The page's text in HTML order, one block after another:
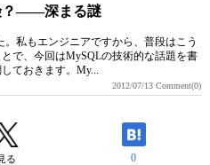
？――深まる謎
私もエンジニアですから、普段はこう
で、今回はMySQLの技術的な話題を書
ておきます。My...
2012/07/13 Comment(0)
る 0